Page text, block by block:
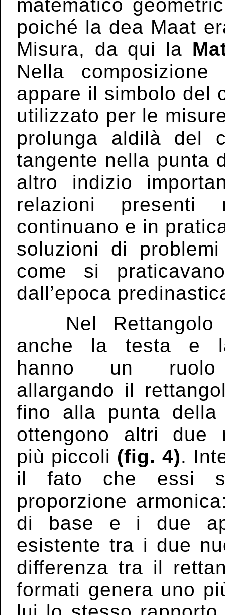
matematico
poiché la dea Maat
Misura, da qui la
Nella
appare il simbolo del
utilizzato per le
prolunga aldilà del
tangente nella punta
altro indizio
relazioni
continuano e in
soluzioni di
come si
dall’epoca
Nel Rettangolo
anche la testa e
hanno un ruolo
allargando il
fino alla punta
ottengono altri due
più piccoli (fig. 4).
il fato che essi
proporzione
di base e i due
esistente tra i due
differenza tra il
formati genera uno